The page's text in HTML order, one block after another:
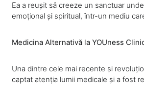
Ea a reușit să creeze un sanctuar
emoțional și spiritual, într-un mediu
Medicina Alternativă la YOUness
Una dintre cele mai recente și
captat atenția lumii medicale și a fost